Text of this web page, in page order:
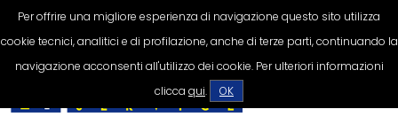
Per offrire una migliore esperienza di navigazione questo sito utilizza
cookie tecnici, analitici e di profilazione, anche di terze parti, continuando la
navigazione acconsenti all'utilizzo dei cookie. Per ulteriori informazioni
clicca qui. OK
Impianti di spillatura 0804306505